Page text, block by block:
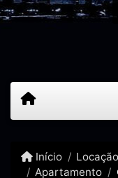
Início Locação
Apartamento